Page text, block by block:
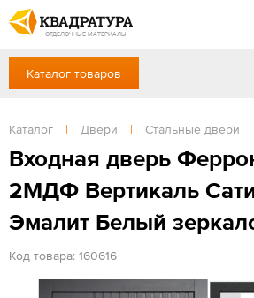
ОТДЕЛОЧНЫЕ МАТЕРИАЛЫ
Профи
Акции
Готовые решения
Доставка и оплата
Отзывы
+7 918 999 1656
Сб, Вс — выходной
ЗАКАЗАТЬ ЗВОНОК
Каталог товаров
Каталог | Двери | Стальные двери
Входная дверь
2МДФ Вертикаль
Эмалит Белый
Код товара: 160616